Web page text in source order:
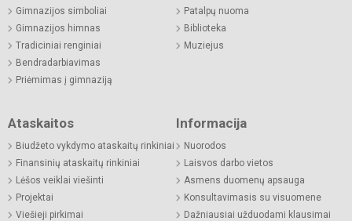
Gimnazijos simboliai
Gimnazijos himnas
Tradiciniai renginiai
Bendradarbiavimas
Priėmimas į gimnaziją
Patalpų nuoma
Biblioteka
Muziejus
Ataskaitos
Biudžeto vykdymo ataskaitų rinkiniai
Finansinių ataskaitų rinkiniai
Lėšos veiklai viešinti
Projektai
Viešieji pirkimai
Informacija
Nuorodos
Laisvos darbo vietos
Asmens duomenų apsauga
Konsultavimasis su visuomene
Dažniausiai užduodami klausimai